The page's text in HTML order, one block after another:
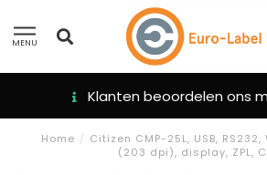
MENU
Klanten beoordelen ons
Home / Citizen CMP-25L, USB,
(203 dpi), display, ZPL,